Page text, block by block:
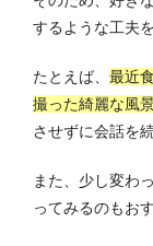
するような工夫
たとえば、 最近
撮った綺麗な風
させずに会話を
また、少し変わ
ってみるのもお